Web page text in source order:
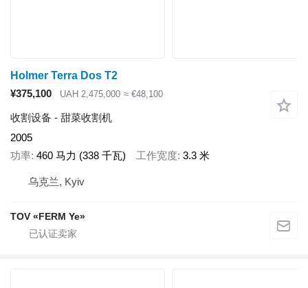
Holmer Terra Dos T2
¥375,100
UAH 2,475,000 ≈ €48,100
收割设备 - 甜菜收割机
2005
功率 460 马力 (338 千瓦) 工作宽度 3.3 米
乌克兰, Kyiv
TOV «FERM Ye»